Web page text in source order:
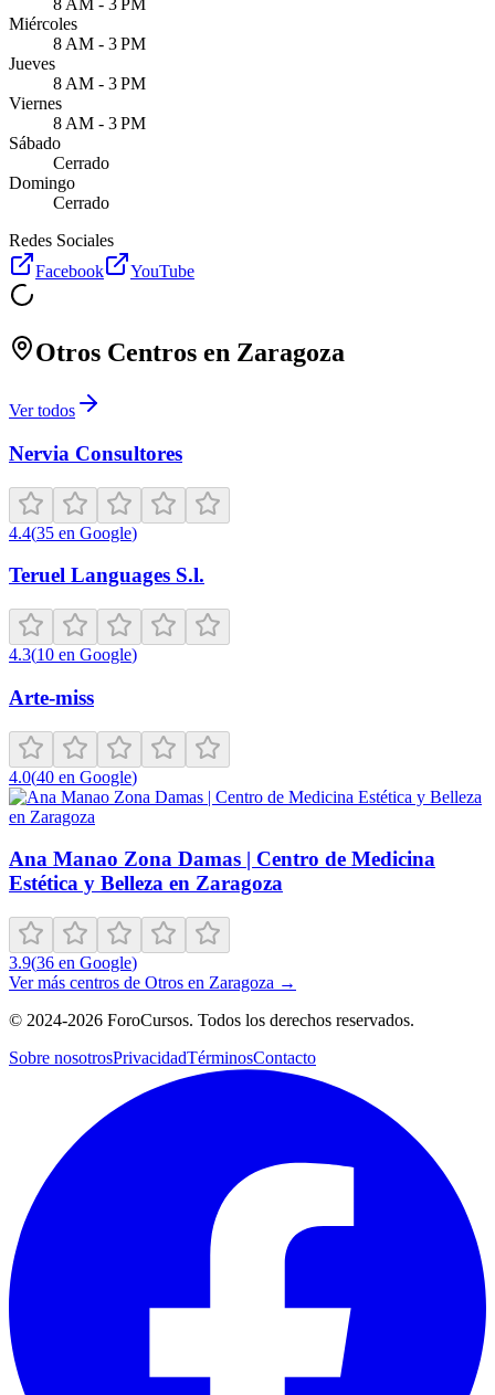
8 AM - 3 PM
Miércoles
8 AM - 3 PM
Jueves
8 AM - 3 PM
Viernes
8 AM - 3 PM
Sábado
Cerrado
Domingo
Cerrado
Redes Sociales
Facebook
YouTube
Otros Centros en Zaragoza
Ver todos
Nervia Consultores
4.4(35 en Google)
Teruel Languages S.l.
4.3(10 en Google)
Arte-miss
4.0(40 en Google)
Ana Manao Zona Damas | Centro de Medicina
Estética y Belleza en Zaragoza
3.9(36 en Google)
Ver más centros de Otros en Zaragoza →
© 2024-2026 ForoCursos. Todos los derechos reservados.
Sobre nosotrosPrivacidadTérminosContacto